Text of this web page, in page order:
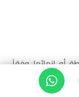
أو إنهائها وفقاً
لأحكام البند (1) من المادة (25) والمادة (26) من هذا المرسوم
وفقاً لأحكام